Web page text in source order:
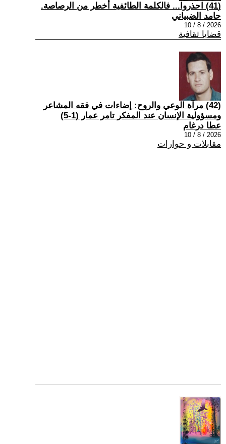
(41) احذروا... فالكلمة الطائفية أخطر من الرصاصة.
حامد الضبياني
2026 / 8 / 10
قضايا ثقافية
(42) مرآة الوعي والروح: إضاءات في فقه المشاعر
ومسؤولية الإنسان عند المفكر تامر عمار (1-5)
عطا درغام
2026 / 8 / 10
مقابلات و حوارات